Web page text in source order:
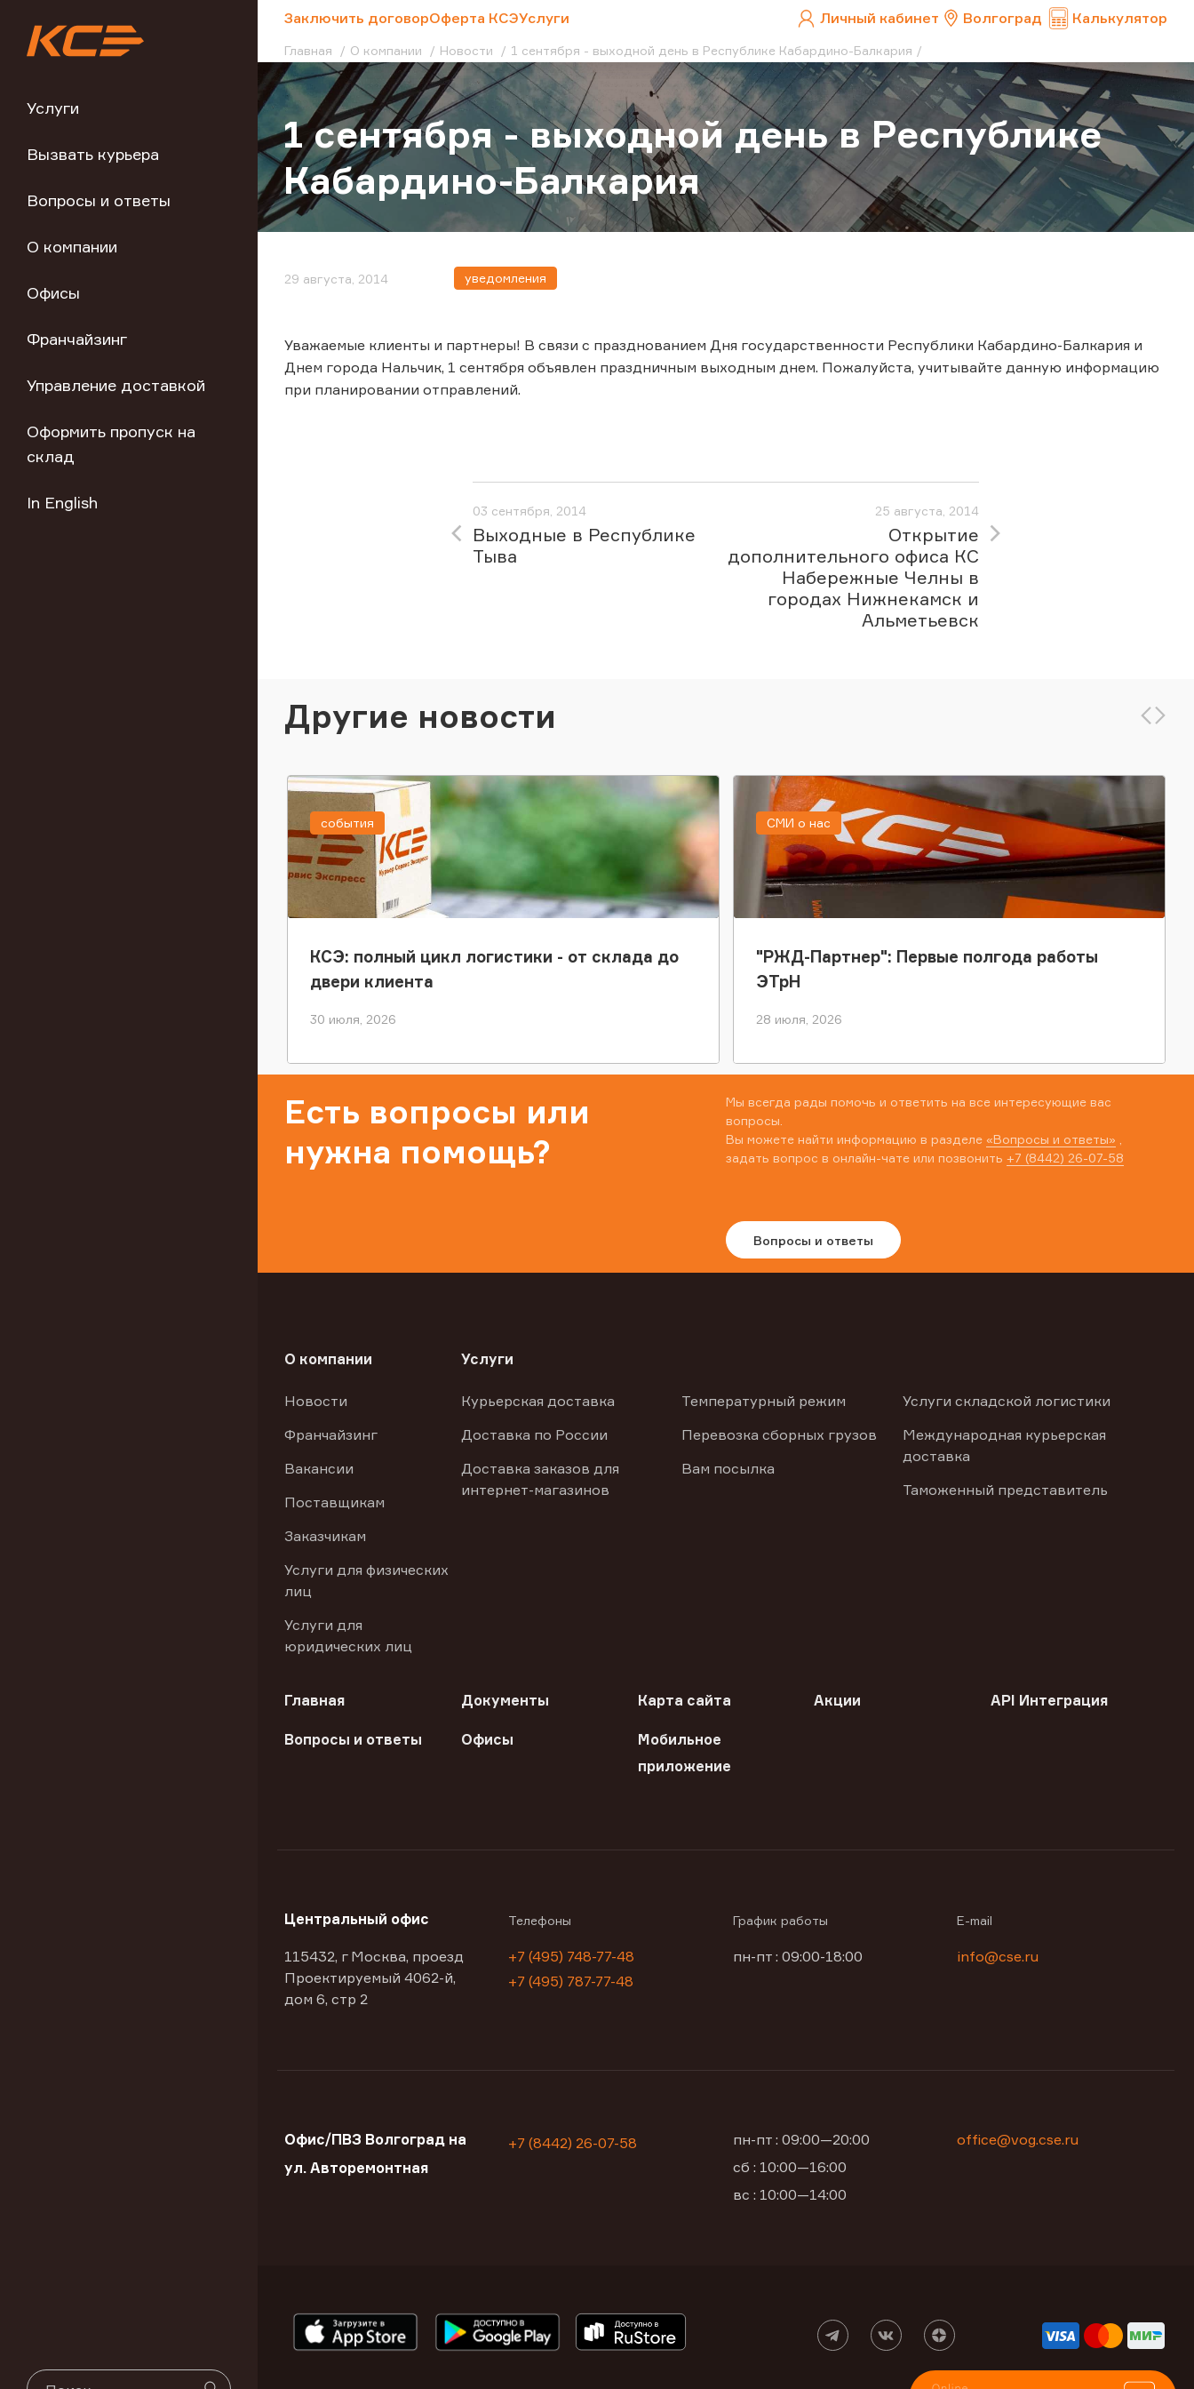
Услуги
Вызвать курьера
Вопросы и ответы
О компании
Офисы
Франчайзинг
Управление доставкой
Оформить пропуск на
склад
In English
Заключить договорОферта КСЭУслуги Личный кабинет Волгоград Калькулятор
Главная О компании Новости 1 сентября - выходной день в Республике Кабардино-Балкария
1 сентября - выходной день в Республике
Кабардино-Балкария
29 августа, 2014 уведомления
Уважаемые клиенты и партнеры! В связи с празднованием Дня государственности Республики Кабардино-Балкария и
Днем города Нальчик, 1 сентября объявлен праздничным выходным днем. Пожалуйста, учитывайте данную информацию
при планировании отправлений.
03 сентября, 2014
Выходные в Республике
Тыва
25 августа, 2014
Открытие
дополнительного офиса КС
Набережные Челны в
городах Нижнекамск и
Альметьевск
Другие новости
КСЭ: полный цикл логистики - от склада до
двери клиента
30 июля, 2026
события
"РЖД-Партнер": Первые полгода работы
ЭТрН
28 июля, 2026
СМИ о нас
Есть вопросы или
нужна помощь?
Мы всегда рады помочь и ответить на все интересующие вас
вопросы.
Вы можете найти информацию в разделе «Вопросы и ответы»
задать вопрос в онлайн-чате или позвонить +7 (8442) 26-07-58
Вопросы и ответы
О компании
Новости
Франчайзинг
Вакансии
Поставщикам
Заказчикам
Услуги для физических
лиц
Услуги для
юридических лиц
Услуги
Курьерская доставка
Доставка по России
Доставка заказов для
интернет-магазинов
Температурный режим
Перевозка сборных грузов
Вам посылка
Услуги складской логистики
Международная курьерская
доставка
Таможенный представитель
Главная Документы Карта сайта Акции API Интеграция
Вопросы и ответы Офисы
Мобильное
приложение
Центральный офис
115432, г Москва, проезд
Проектируемый 4062-й,
дом 6, стр 2
Телефоны
+7 (495) 748-77-48
+7 (495) 787-77-48
График работы
пн-пт : 09:00-18:00
E-mail
info@cse.ru
Офис/ПВЗ Волгоград на
ул. Авторемонтная
+7 (8442) 26-07-58
пн-пт : 09:00—20:00
сб : 10:00—16:00
вс : 10:00—14:00
office@vog.cse.ru